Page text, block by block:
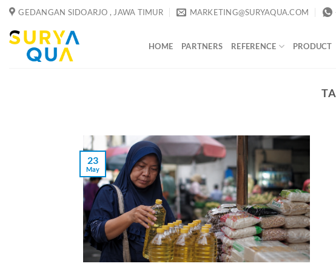
Skip
content
GEDANGAN SIDOARJO , JAWA TIMUR MARKETING@SURYAQUA.COM
HOME PARTNERS REFERENCE PRODUCT
23
May